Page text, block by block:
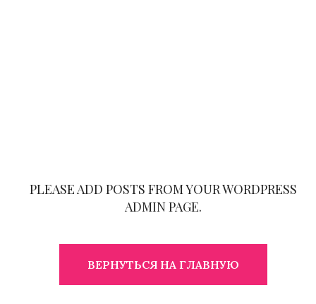
PLEASE ADD POSTS FROM YOUR WORDPRESS
ADMIN PAGE.
ВЕРНУТЬСЯ НА ГЛАВНУЮ